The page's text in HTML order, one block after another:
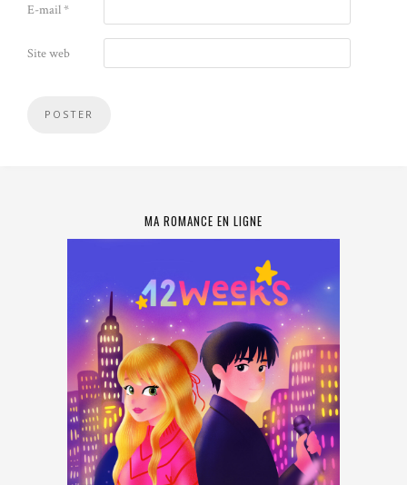
E-mail*
Site web
MA ROMANCE EN LIGNE